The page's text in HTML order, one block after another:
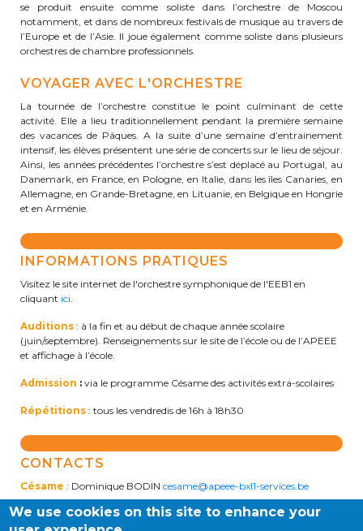
BE30 3100 2003 2711
Cantine
+32 (0)2 374 76 75
cantine@apeee-bxl1-services.be
BE10 3100 9205 4504
Casiers
+32 (0)2 373 87 68
BE52 3101 4777 1809
Coordination & Direction
se produit ensuite comme soliste dans l’orchestre de Moscou
notamment, et dans de nombreux festivals de musique au travers de
l’Europe et de l’Asie. Il joue également comme soliste dans plusieurs
orchestres de chambre professionnels.
VOYAGER AVEC L'ORCHESTRE
La tournée de l’orchestre constitue le point culminant de cette
activité. Elle a lieu traditionnellement pendant la première semaine
des vacances de Pâques. A la suite d’une semaine d’entrainement
intensif, les élèves présentent une série de concerts sur le lieu de séjour.
Ainsi, les années précédentes l’orchestre s’est déplacé au Portugal, au
Danemark, en France, en Pologne, en Italie, dans les îles Canaries, en
Allemagne, en Grande-Bretagne, en Lituanie, en Belgique en Hongrie
et en Arménie.
INFORMATIONS PRATIQUES
Visitez le site internet de l'orchestre symphonique de l'EEB1 en
cliquant ici.
Auditions : à la fin et au début de chaque année scolaire
(juin/septembre). Renseignements sur le site de l’école ou de l’APEEE
et affichage à l’école.
Admission : via le programme Césame des activités extra-scolaires
Répétitions : tous les vendredis de 16h à 18h30
CONTACTS
Césame : Dominique BODIN cesame@apeee-bxl1-services.be
Chef d'orchestre: Arman
SIMONYANarmansimonian@gmail.com
We use cookies on this site to enhance your